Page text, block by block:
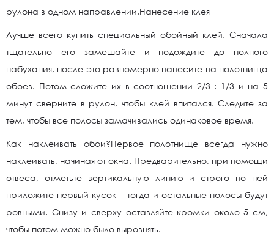
рулона в одном направлении.Нанесение клея
Лучше всего купить специальный обойный клей. Сначала
тщательно его замешайте и подождите до полного
набухания, после это равномерно нанесите на полотнища
обоев. Потом сложите их в соотношении 2/3 : 1/3 и на 5
минут сверните в рулон, чтобы клей впитался. Следите за
тем, чтобы все полосы замачивались одинаковое время.
Как наклеивать обои?Первое полотнище всегда нужно
наклеивать, начиная от окна. Предварительно, при помощи
отвеса, отметьте вертикальную линию и строго по ней
приложите первый кусок – тогда и остальные полосы будут
ровными. Снизу и сверху оставляйте кромки около 5 см,
чтобы потом можно было выровнять.